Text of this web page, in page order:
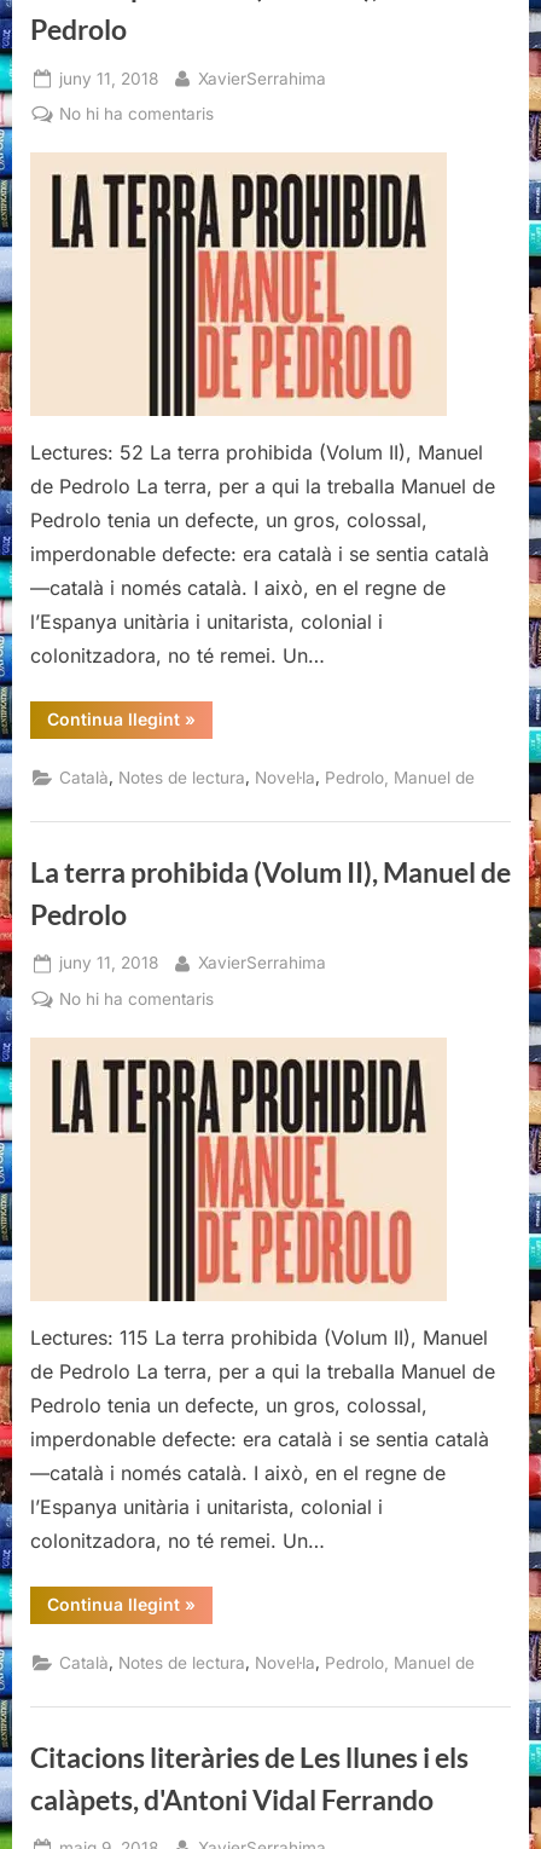
Pedrolo
Posted
on
juny 11, 2018 By
XavierSerrahima
No hi ha comentarisa
prohibida
(Volum
II),
Manuel
de
Pedrolo
Lectures: 52 La terra prohibida (Volum II), Manuel
de Pedrolo La terra, per a qui la treballa Manuel de
Pedrolo tenia un defecte, un gros, colossal,
imperdonable defecte: era català i se sentia català
—català i només català. I això, en el regne de
l’Espanya unitària i unitarista, colonial i
colonitzadora, no té remei. Un…
Continua llegint“La
terra
(Volum
II),
de
»
Català, Notes de lectura, Novel·la, Pedrolo, Manuel de
La terra prohibida (Volum II), Manuel de
Pedrolo
Posted
on
juny 11, 2018 By
XavierSerrahima
No hi ha comentarisa
prohibida
(Volum
II),
Manuel
de
Pedrolo
Lectures: 115 La terra prohibida (Volum II), Manuel
de Pedrolo La terra, per a qui la treballa Manuel de
Pedrolo tenia un defecte, un gros, colossal,
imperdonable defecte: era català i se sentia català
—català i només català. I això, en el regne de
l’Espanya unitària i unitarista, colonial i
colonitzadora, no té remei. Un…
Continua llegint“La
terra
(Volum
II),
de
»
Català Notes de lectura Novel·la Pedrolo, Manuel de
Citacions literàries de Les llunes i els
calàpets, d'Antoni Vidal Ferrando